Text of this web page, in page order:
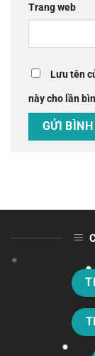
Trang web
Lưu tên
này cho lần